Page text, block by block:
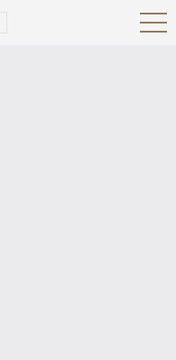
Open
Navig